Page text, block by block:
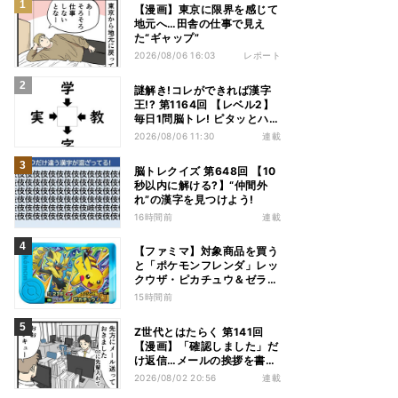
【漫画】東京に限界を感じて
地元へ…田舎の仕事で見え
た“ギャップ”
2026/08/06 16:03 レポート
謎解き!コレができれば漢字
王!? 第1164回 【レベル2】
毎日1問脳トレ! ピタッとハマ
る漢字はどれだ?
2026/08/06 11:30 連載
脳トレクイズ 第648回 【10
秒以内に解ける?】“仲間外
れ”の漢字を見つけよう!
16時間前 連載
【ファミマ】対象商品を買う
と「ポケモンフレンダ」レッ
クウザ・ピカチュウ＆ゼラオ
ラのスペシャルフレンダピッ
15時間前
Z世代とはたらく 第141回
【漫画】「確認しました」だ
け返信…メールの挨拶を書か
ない“チャット世代”の価値観
2026/08/02 20:56 連載